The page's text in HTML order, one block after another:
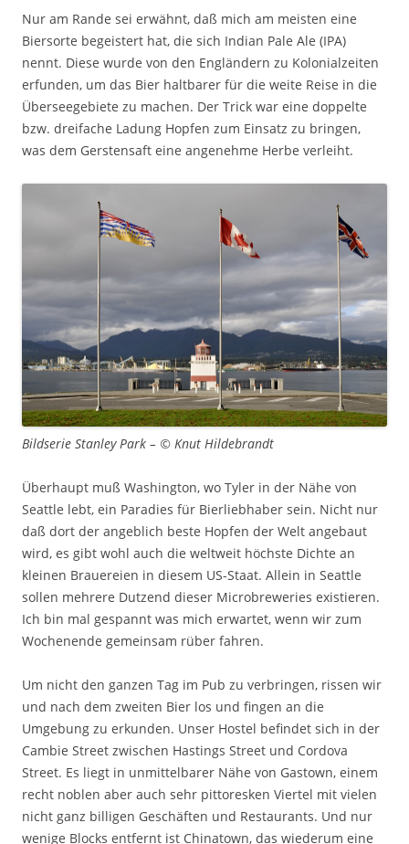
Nur am Rande sei erwähnt, daß mich am meisten eine
Biersorte begeistert hat, die sich Indian Pale Ale (IPA)
nennt. Diese wurde von den Engländern zu Kolonialzeiten
erfunden, um das Bier haltbarer für die weite Reise in die
Überseegebiete zu machen. Der Trick war eine doppelte
bzw. dreifache Ladung Hopfen zum Einsatz zu bringen,
was dem Gerstensaft eine angenehme Herbe verleiht.
Bildserie Stanley Park – © Knut Hildebrandt
Überhaupt muß Washington, wo Tyler in der Nähe von
Seattle lebt, ein Paradies für Bierliebhaber sein. Nicht nur
daß dort der angeblich beste Hopfen der Welt angebaut
wird, es gibt wohl auch die weltweit höchste Dichte an
kleinen Brauereien in diesem US-Staat. Allein in Seattle
sollen mehrere Dutzend dieser Microbreweries existieren.
Ich bin mal gespannt was mich erwartet, wenn wir zum
Wochenende gemeinsam rüber fahren.
Um nicht den ganzen Tag im Pub zu verbringen, rissen wir
und nach dem zweiten Bier los und fingen an die
Umgebung zu erkunden. Unser Hostel befindet sich in der
Cambie Street zwischen Hastings Street und Cordova
Street. Es liegt in unmittelbarer Nähe von Gastown, einem
recht noblen aber auch sehr pittoresken Viertel mit vielen
nicht ganz billigen Geschäften und Restaurants. Und nur
wenige Blocks entfernt ist Chinatown, das wiederum eine